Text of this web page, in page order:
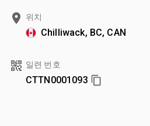
위치
Chilliwack, BC, CAN
일련 번호
CTTN0001093